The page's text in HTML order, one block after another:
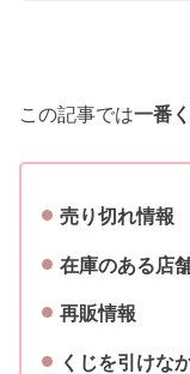
この記事では一番
売り切れ情報
在庫のある店
再販情報
くじを引けな